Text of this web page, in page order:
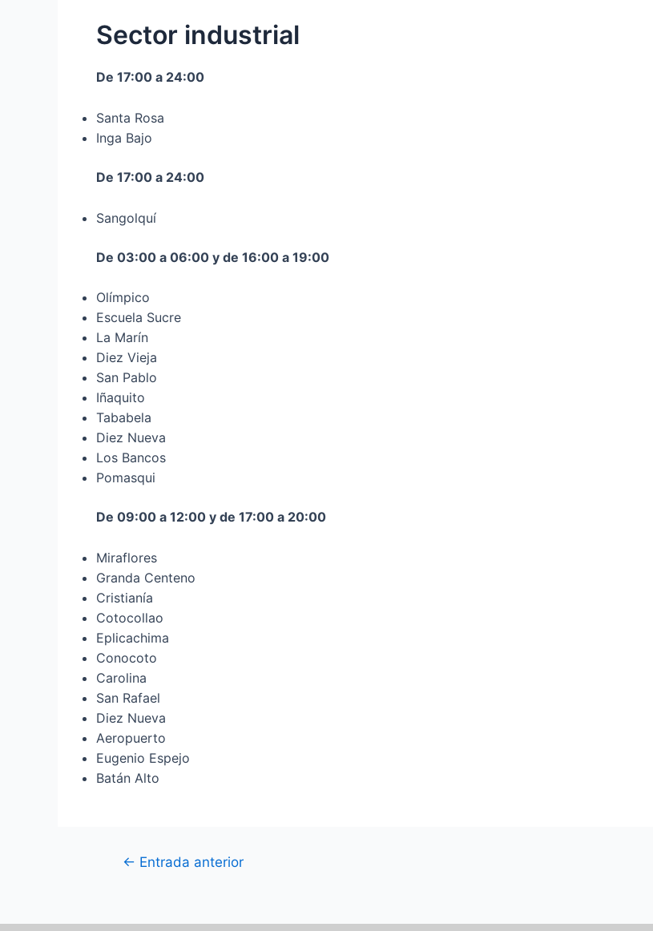
Sector industrial
De 17:00 a 24:00
Santa Rosa
Inga Bajo
De 17:00 a 24:00
Sangolquí
De 03:00 a 06:00 y de 16:00 a 19:00
Olímpico
Escuela Sucre
La Marín
Diez Vieja
San Pablo
Iñaquito
Tababela
Diez Nueva
Los Bancos
Pomasqui
De 09:00 a 12:00 y de 17:00 a 20:00
Miraflores
Granda Centeno
Cristianía
Cotocollao
Eplicachima
Conocoto
Carolina
San Rafael
Diez Nueva
Aeropuerto
Eugenio Espejo
Batán Alto
← Entrada anterior